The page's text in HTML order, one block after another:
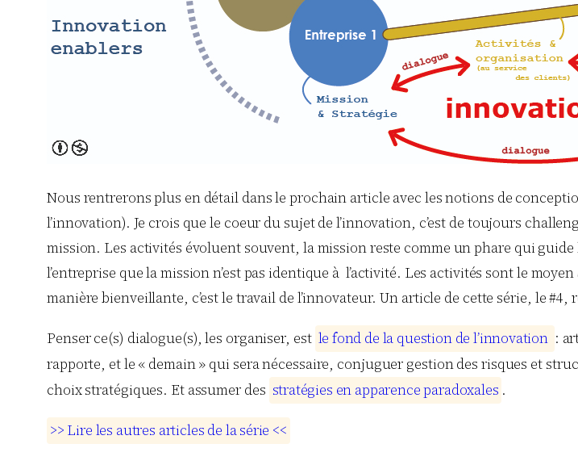
Nous rentrerons plus en détail dans le prochain article avec les notions de
l’innovation). Je crois que le coeur du sujet de l’innovation, c’est de toujours
mission. Les activités évoluent souvent, la mission reste comme un phare qui
l’entreprise que la mission n’est pas identique à l’activité. Les activités sont le moyen
manière bienveillante, c’est le travail de l’innovateur. Un article de cette série, le
Penser ce(s) dialogue(s), les organiser, est le fond de la question de l’innovation :
rapporte, et le « demain » qui sera nécessaire, conjuguer gestion des risques et
choix stratégiques. Et assumer des stratégies en apparenceparadoxales .
>> Lire les autres articles de lasérie <<